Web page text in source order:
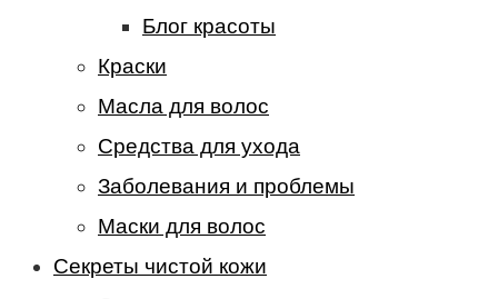
Блог красоты
Краски
Масла для волос
Средства для ухода
Заболевания и проблемы
Маски для волос
Секреты чистой кожи